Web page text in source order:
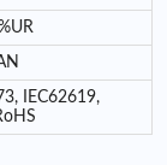
IEC62619,